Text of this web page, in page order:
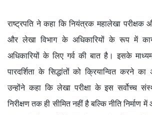
राष्ट्रपति ने कहा कि नियंत्रक महालेखा परीक्षक
और लेखा विभाग के अधिकारियों के रूप में
अधिकारियों के लिए गर्व की बात है। इसके
पारदर्शिता के सिद्धांतों को क्रियान्वित करने
उन्होंने कहा कि लेखा परीक्षा के इस सर्वोच्च
निरीक्षण तक ही सीमित नहीं है बल्कि नीति